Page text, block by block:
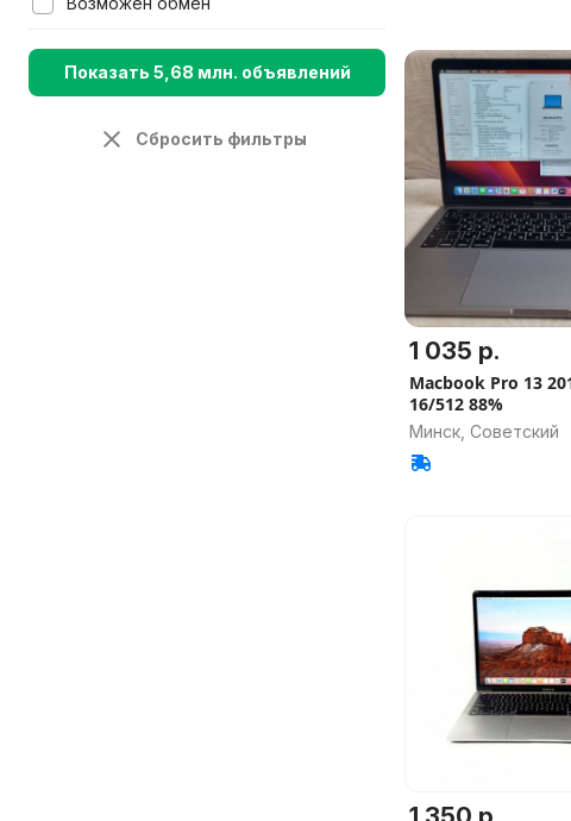
Показать 5,68 млн. объявлений
Сбросить фильтры
1 035 р.
Macbook Pro 13
16/512 88%
Минск, Советский